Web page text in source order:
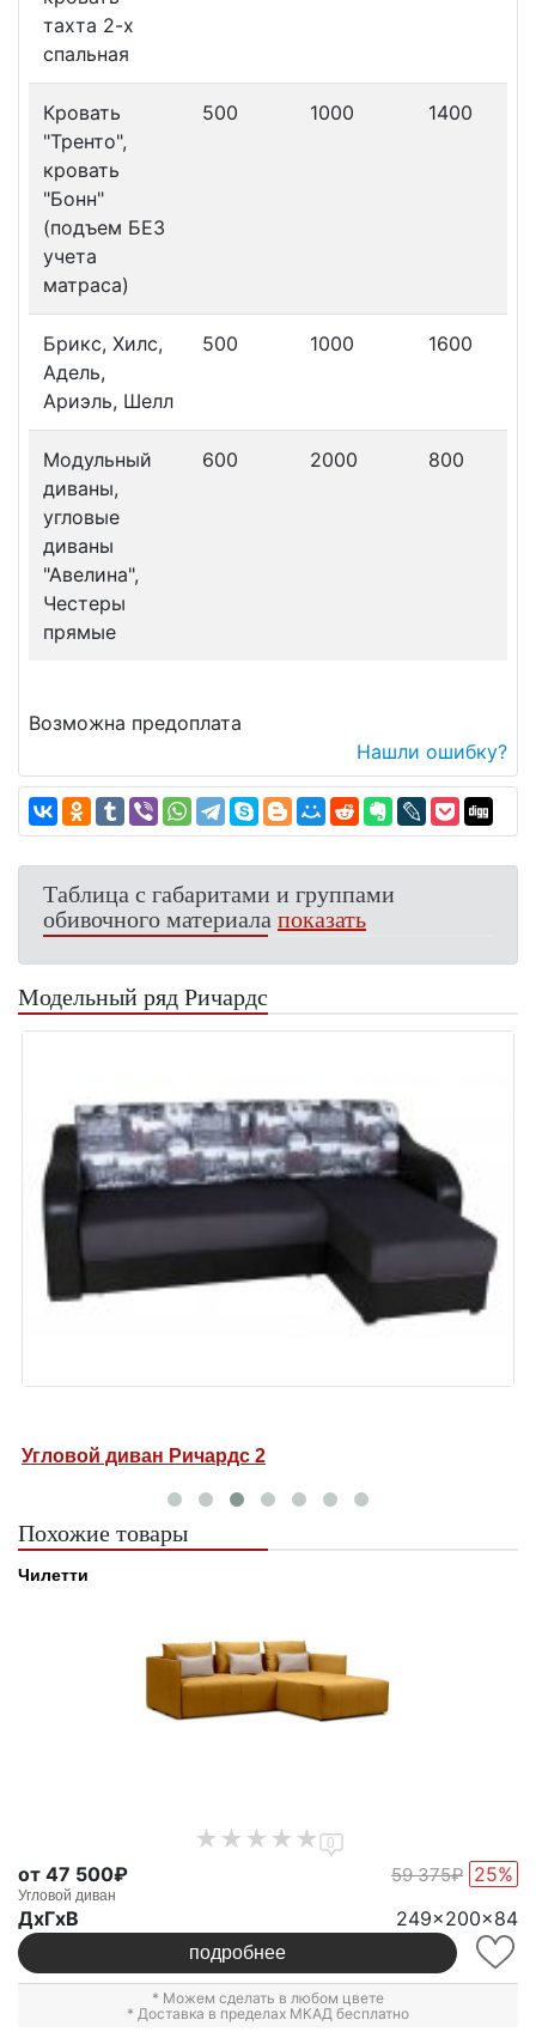
тахта 2-х
спальная
Кровать
"Тренто",
кровать
"Бонн"
(подъем БЕЗ
учета
матраса)
500 1000 1400
Брикс, Хилс,
Адель,
Ариэль, Шелл
500 1000 1600
Модульный
диваны,
угловые
диваны
"Авелина",
Честеры
прямые
600 2000 800
Возможна предоплата
Нашли ошибку?
Таблица с габаритами и группами
обивочного материалапоказать
Модельный ряд Ричардс
Угловой диван Ричардс 2
Похожие товары
Чилетти
0
от 47 500₽ 59 375₽ 25%
Угловой диван
ДxГxВ 249x200x84
подробнее
* Можем сделать в любом цвете
* Доставка в пределах МКАД бесплатно